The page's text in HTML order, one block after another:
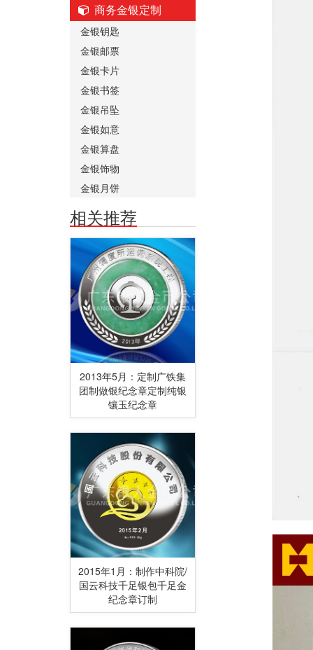
商务金银定制
金银钥匙
金银邮票
金银卡片
金银书签
金银吊坠
金银如意
金银算盘
金银饰物
金银月饼
相关推荐
2013年5月：定制广铁集
团制做银纪念章定制纯银
镶玉纪念章
2015年1月：制作中科院/
国云科技千足银包千足金
纪念章订制